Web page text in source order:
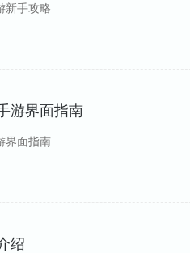
新手攻略
游界面指南
界面指南
绍